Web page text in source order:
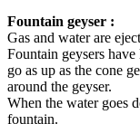
Fountain geyser :
Gas and water are
Fountain geysers
go as up as the cone
around the geyser.
When the water goes
fountain.